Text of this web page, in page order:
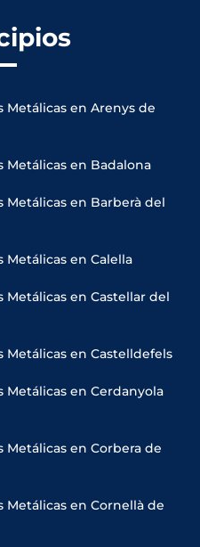
Metálicas en Arenys de
Metálicas en Badalona
Metálicas en Barberà del
Metálicas en Calella
Metálicas en Castellar del
Metálicas en Castelldefels
Metálicas en Cerdanyola
Metálicas en Corbera de
Metálicas en Cornellà de